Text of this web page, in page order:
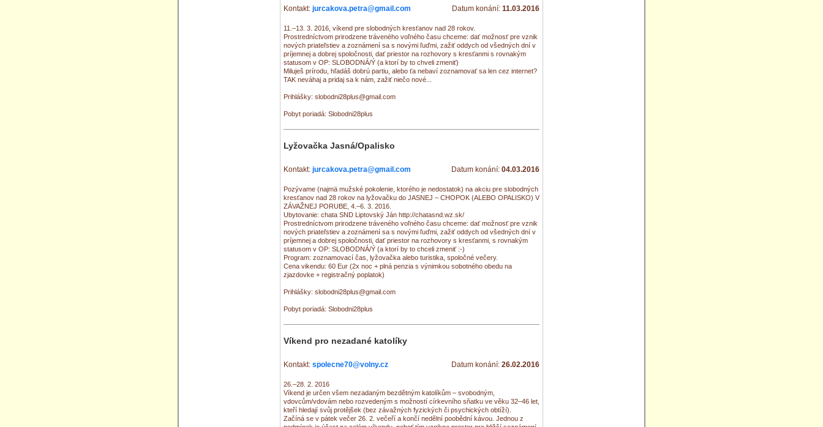
Kontakt: jurcakova.petra@gmail.com Datum konání: 11.03.2016
11.–13. 3. 2016, víkend pre slobodných kresťanov nad 28 rokov.
Prostredníctvom prirodzene tráveného voľného času chceme: dať možnosť pre vznik
nových priateľstiev a zoznámení sa s novými ľuďmi, zažiť oddych od všedných dní v
príjemnej a dobrej spoločnosti, dať priestor na rozhovory s kresťanmi s rovnakým
statusom v OP: SLOBODNÁ/Ý (a ktorí by to chveli zmeniť)
Miluješ prírodu, hľadáš dobrú partiu, alebo ťa nebaví zoznamovať sa len cez internet?
TAK neváhaj a pridaj sa k nám, zažiť niečo nové...
Prihlášky: slobodni28plus@gmail.com
Pobyt poriadá: Slobodni28plus
Lyžovačka Jasná/Opalisko
Kontakt: jurcakova.petra@gmail.com Datum konání: 04.03.2016
Pozývame (najmä mužské pokolenie, ktorého je nedostatok) na akciu pre slobodných
kresťanov nad 28 rokov na lyžovačku do JASNEJ – CHOPOK (ALEBO OPALISKO) V
ZÁVAŽNEJ PORUBE, 4.–6. 3. 2016.
Ubytovanie: chata SND Liptovský Ján http://chatasnd.wz.sk/
Prostredníctvom prirodzene tráveného voľného času chceme: dať možnosť pre vznik
nových priateľstiev a zoznámení sa s novými ľuďmi, zažiť oddych od všedných dní v
príjemnej a dobrej spoločnosti, dať priestor na rozhovory s kresťanmi, s rovnakým
statusom v OP: SLOBODNÁ/Ý (a ktorí by to chceli zmeniť :-)
Program: zoznamovací čas, lyžovačka alebo turistika, spoločné večery.
Cena vikendu: 60 Eur (2x noc + plná penzia s výnimkou sobotného obedu na
zjazdovke + registračný poplatok)
Prihlášky: slobodni28plus@gmail.com
Pobyt poriadá: Slobodni28plus
Víkend pro nezadané katolíky
Kontakt: spolecne70@volny.cz Datum konání: 26.02.2016
26.–28. 2. 2016
Víkend je určen všem nezadaným bezdětným katolíkům – svobodným,
vdovcům/vdovám nebo rozvedeným s možností církevního sňatku ve věku 32–46 let,
kteří hledají svůj protějšek (bez závažných fyzických či psychických obtíží).
Začíná se v pátek večer 26. 2. večeří a končí nedělní poobědní kávou. Jednou z